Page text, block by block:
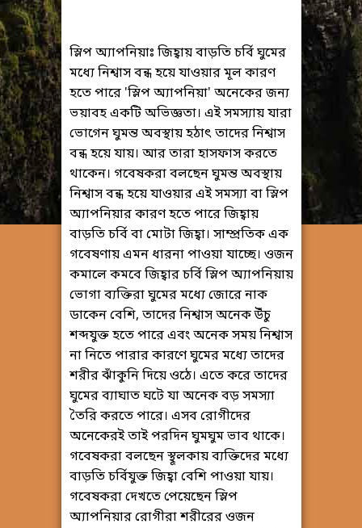
স্লিপ অ্যাপনিয়াঃ জিহ্বায় বাড়তি চর্বি ঘুমের
মধ্যে নিশ্বাস বন্ধ হয়ে যাওয়ার মূল কারণ
হতে পারে 'স্লিপ অ্যাপনিয়া' অনেকের জন্য
ভয়াবহ একটি অভিজ্ঞতা। এই সমস্যায় যারা
ভোগেন ঘুমন্ত অবস্থায় হঠাৎ তাদের নিশ্বাস
বন্ধ হয়ে যায়। আর তারা হাসফাস করতে
থাকেন। গবেষকরা বলছেন ঘুমন্ত অবস্থায়
নিশ্বাস বন্ধ হয়ে যাওয়ার এই সমস্যা বা স্লিপ
অ্যাপনিয়ার কারণ হতে পারে জিহ্বায়
বাড়তি চর্বি বা মোটা জিহ্বা। সাম্প্রতিক এক
গবেষণায় এমন ধারনা পাওয়া যাচ্ছে। ওজন
কমালে কমবে জিহ্বার চর্বি স্লিপ অ্যাপনিয়ায়
ভোগা ব্যক্তিরা ঘুমের মধ্যে জোরে নাক
ডাকেন বেশি, তাদের নিশ্বাস অনেক উঁচু
শব্দযুক্ত হতে পারে এবং অনেক সময় নিশ্বাস
না নিতে পারার কারণে ঘুমের মধ্যে তাদের
শরীর ঝাঁকুনি দিয়ে ওঠে। এতে করে তাদের
ঘুমের ব্যাঘাত ঘটে যা অনেক বড় সমস্যা
তৈরি করতে পারে। এসব রোগীদের
অনেকেরই তাই পরদিন ঘুমঘুম ভাব থাকে।
গবেষকরা বলছেন স্থূলকায় ব্যক্তিদের মধ্যে
বাড়তি চর্বিযুক্ত জিহ্বা বেশি পাওয়া যায়।
গবেষকরা দেখতে পেয়েছেন স্লিপ
অ্যাপনিয়ার রোগীরা শরীরের ওজন